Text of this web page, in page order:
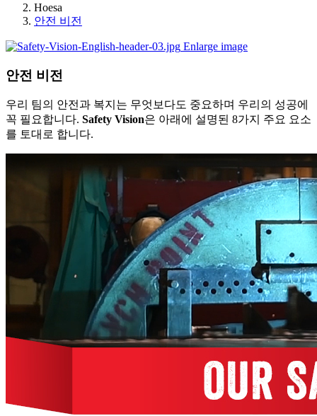
Hoesa
안전 비전
Enlarge image
안전 비전
우리 팀의 안전과 복지는 무엇보다도 중요하며 우리의 성공에
꼭 필요합니다. Safety Vision은 아래에 설명된 8가지 주요 요소
를 토대로 합니다.